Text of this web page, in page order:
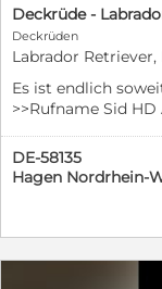
Deckrüden
Labrador Retriever,
Es ist endlich
>>Rufname Sid
Scherengebiss 57
gelb) // IK 0% //
Abbildung Frei per
Cystinurie, STGD
prcd-PRA, ACHM
Platz - Best of
DE-58135
Hagen Nordrhein-